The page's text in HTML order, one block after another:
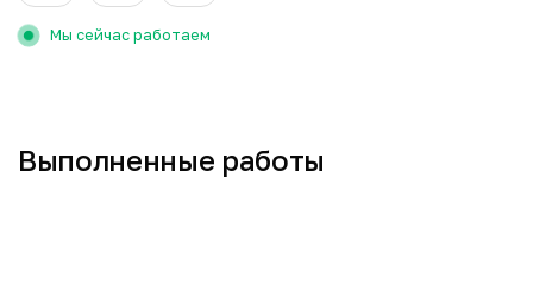
Мы сейчас работаем
Выполненные работы